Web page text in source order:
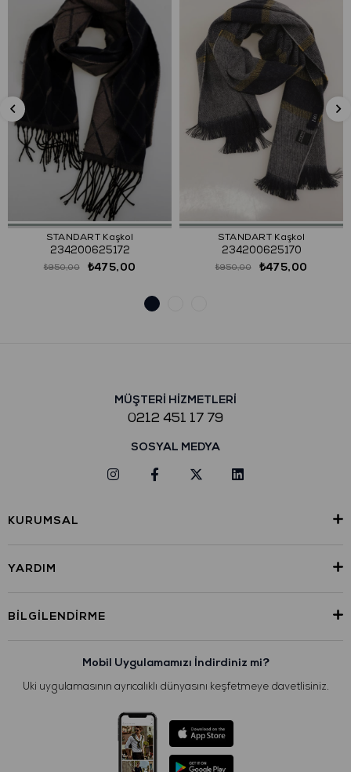
STANDART Kaşkol
234200625172
₺475,00
₺950,00
STANDART Kaşkol
234200625170
₺475,00
₺950,00
MÜŞTERİ HİZMETLERİ
0212 451 17 79
SOSYAL MEDYA
KURUMSAL
YARDIM
BILGILENDIRME
Mobil Uygulamamızı İndirdiniz mi?
Uki uygulamasının ayrıcalıklı dünyasını keşfetmeye davetlisiniz.